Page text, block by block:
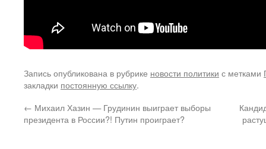
Запись опубликована в рубрике новости политики с метками
закладки постоянную ссылку.
← Михаил Хазин — Грудинин выиграет выборы
президента в России?! Путин проиграет?